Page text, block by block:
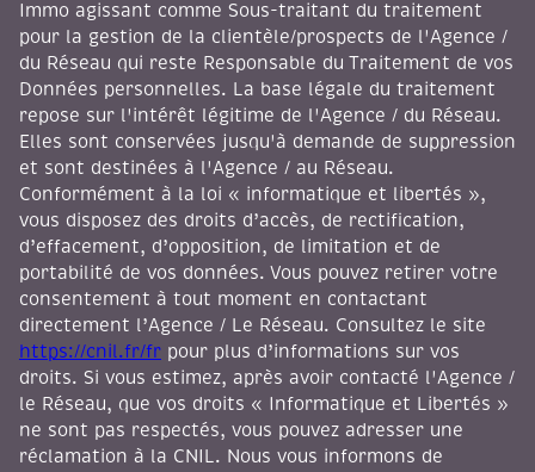
pour la gestion de la clientèle/prospects de l'Agence /
du Réseau qui reste Responsable du Traitement de vos
Données personnelles. La base légale du traitement
repose sur l'intérêt légitime de l'Agence / du Réseau.
Elles sont conservées jusqu'à demande de suppression
et sont destinées à l'Agence / au Réseau.
Conformément à la loi « informatique et libertés »,
vous disposez des droits d’accès, de rectification,
d’effacement, d’opposition, de limitation et de
portabilité de vos données. Vous pouvez retirer votre
consentement à tout moment en contactant
directement l’Agence / Le Réseau. Consultez le site
https://cnil.fr/frpour plus d’informations sur vos
droits. Si vous estimez, après avoir contacté l'Agence /
le Réseau, que vos droits « Informatique et Libertés »
ne sont pas respectés, vous pouvez adresser une
réclamation à la CNIL. Nous vous informons de
l’existence de la liste d'opposition au démarchage